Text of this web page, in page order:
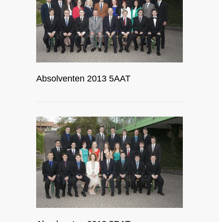
Absolventen 2013 5AAT